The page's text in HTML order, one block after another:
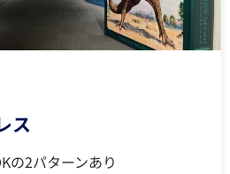
ス
の2パターンあり